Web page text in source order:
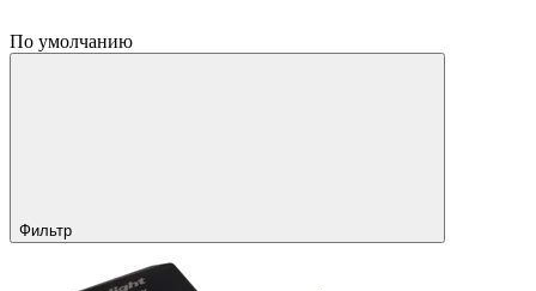
По умолчанию
Фильтр